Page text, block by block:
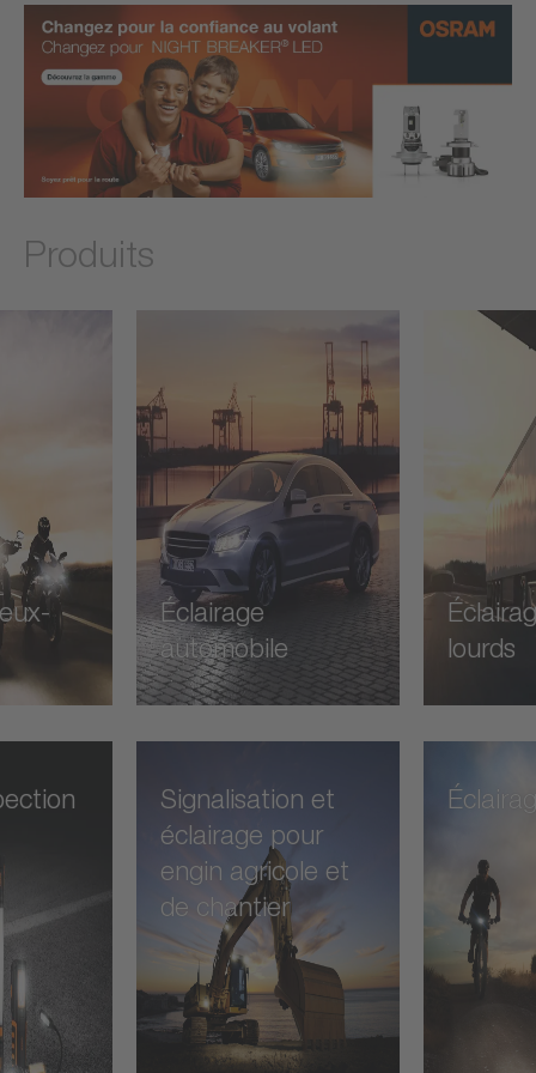
Produits
Éclairage
automobile
lourds
Signalisation et
éclairage pour
engin agricole et
de chantier